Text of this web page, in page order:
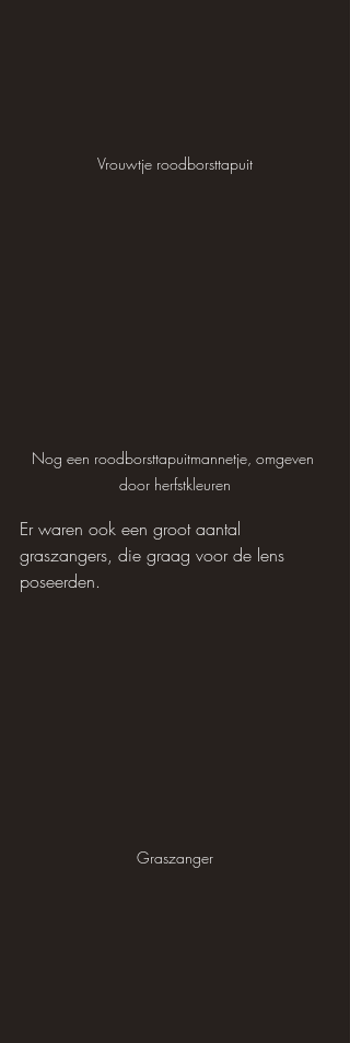
Vrouwtje roodborsttapuit
Nog een roodborsttapuitmannetje, omgeven
door herfstkleuren
Er waren ook een groot aantal
graszangers, die graag voor de lens
poseerden.
Graszanger